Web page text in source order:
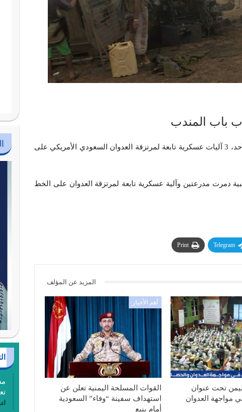
باب المندب
| أخبار محلية | دمر أبطال الجيش واللجان الشعبية، اليوم الأحد، 3 آليات عسكرية تابعة لمرتزقة العدوان السعودي الأمريكي على
مدرعتين وآلية عسكرية تابعة لمرتزقة العدوان على الخط
Telegram
Print
المزيد عن المؤلف
تحت عنوان
مواجهة العدوان
أهم الأخبار
القوات المسلحة اليمنية تعلن عن
استهداف سفينة “وفاء” السعودية
أمام ينبع